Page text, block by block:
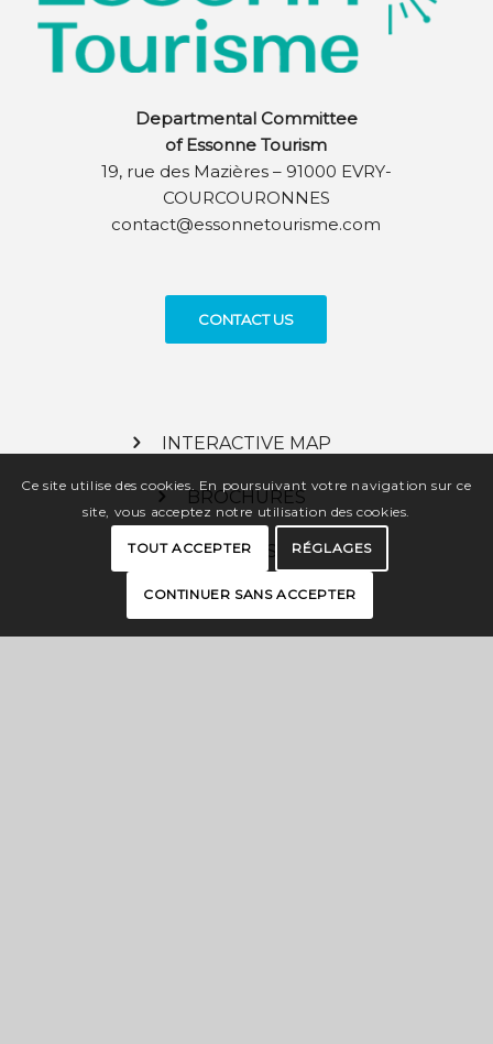
Departmental Committee
of Essonne Tourism
19, rue des Mazières – 91000 EVRY-
COURCOURONNES
contact@essonnetourisme.com
CONTACT US
INTERACTIVE MAP
BROCHURES
PRESS
PRO SPACE
Ce site utilise des cookies. En poursuivant votre navigation sur ce
site, vous acceptez notre utilisation des cookies.
TOUT ACCEPTER RÉGLAGES
CONTINUER SANS ACCEPTER